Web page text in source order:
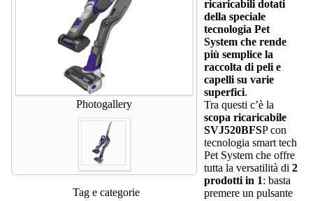
Photogallery
Tag e categorie
ricaricabili dotati
della speciale
tecnologia Pet
System che rende
più semplice la
raccolta di peli e
capelli su varie
superfici.
Tra questi c’è la
scopa ricaricabile
SVJ520BFSP con
tecnologia smart tech
Pet System che offre
tutta la versatilità di 2
prodotti in 1: basta
premere un pulsante